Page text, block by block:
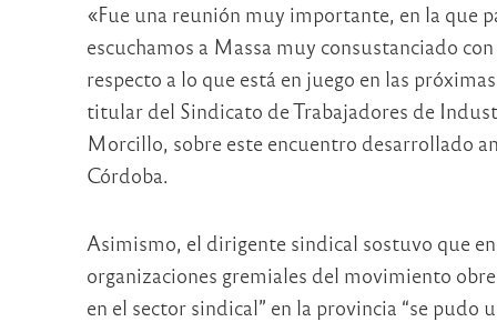
«Fue una reunión muy importante, en la que
escuchamos a Massa muy consustanciado
respecto a lo que está en juego en las
titular del Sindicato de Trabajadores de
Morcillo, sobre este encuentro desarrollado
Córdoba.
Asimismo, el dirigente sindical sostuvo que
organizaciones gremiales del movimiento
en el sector sindical” en la provincia “se